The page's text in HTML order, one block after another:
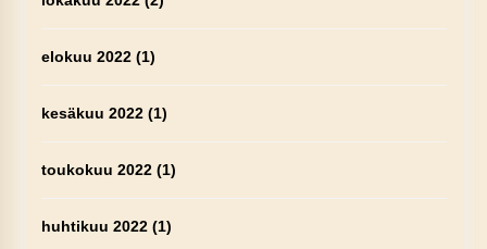
elokuu 2022(1)
kesäkuu 2022(1)
toukokuu 2022(1)
huhtikuu 2022(1)